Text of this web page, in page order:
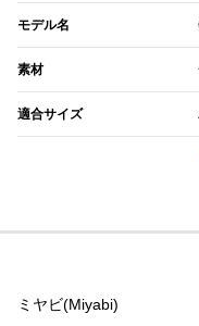
モデル名
素材
適合サイズ
ミヤビ(Miyabi)